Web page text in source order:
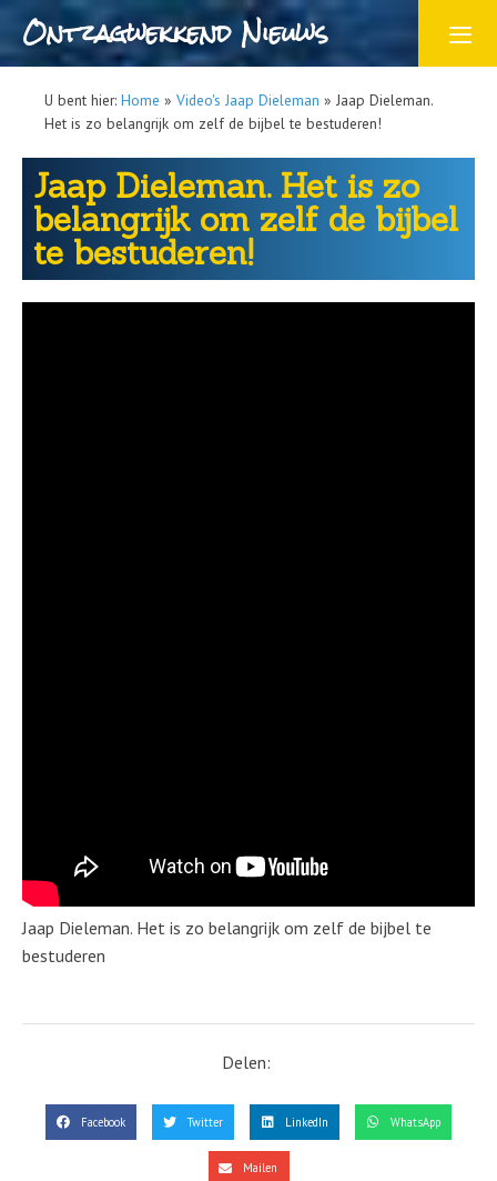
Ontzagwekkend Nieuws
U bent hier: Home » Video's Jaap Dieleman » Jaap Dieleman.
Het is zo belangrijk om zelf de bijbel te bestuderen!
Jaap Dieleman. Het is zo
belangrijk om zelf de bijbel
te bestuderen!
Jaap Dieleman. Het is zo belangrijk om zelf de bijbel te
bestuderen
Delen:
Facebook Twitter LinkedIn WhatsApp
Mailen